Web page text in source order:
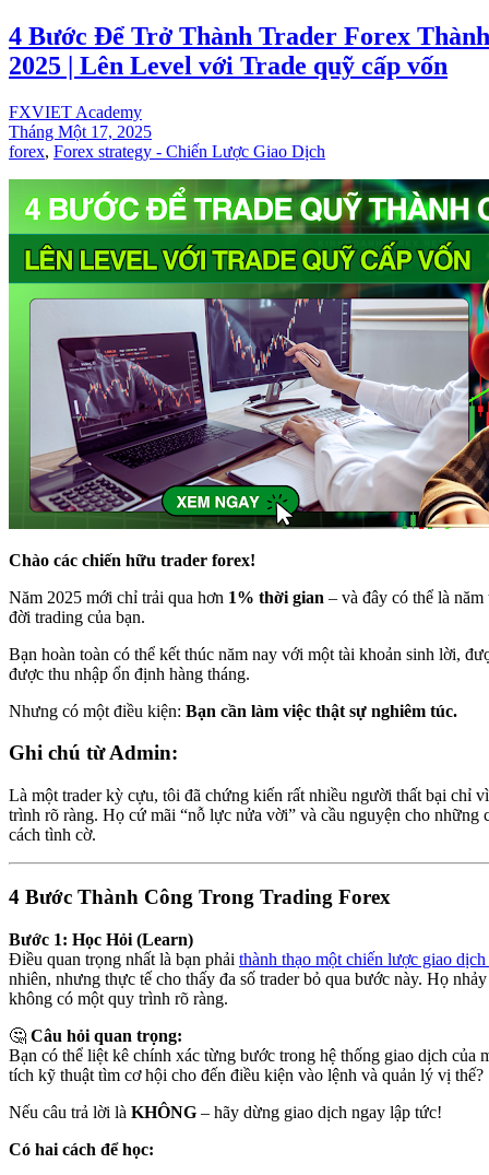
4 Bước Để Trở Thành Trader Forex
2025 | Lên Level với Trade quỹ cấp vốn
FXVIET Academy
Tháng Một 17, 2025
forex, Forex strategy - Chiến Lược Giao Dịch
Chào các chiến hữu trader forex!
Năm 2025 mới chỉ trải qua hơn 1% thời gian – và đây có thể là
đời trading của bạn.
Bạn hoàn toàn có thể kết thúc năm nay với một tài khoản sinh lời,
được thu nhập ổn định hàng tháng.
Nhưng có một điều kiện: Bạn cần làm việc thật sự nghiêm túc.
Ghi chú từ Admin:
Là một trader kỳ cựu, tôi đã chứng kiến rất nhiều người thất bại chỉ
trình rõ ràng. Họ cứ mãi “nỗ lực nửa vời” và cầu nguyện cho những
cách tình cờ.
4 Bước Thành Công Trong Trading Forex
Bước 1: Học Hỏi (Learn)
Điều quan trọng nhất là bạn phải thành thạo một chiến lược giao dịch
nhiên, nhưng thực tế cho thấy đa số trader bỏ qua bước này. Họ
không có một quy trình rõ ràng.
🤔 Câu hỏi quan trọng:
Bạn có thể liệt kê chính xác từng bước trong hệ thống giao dịch của
tích kỹ thuật tìm cơ hội cho đến điều kiện vào lệnh và quản lý vị thế?
Nếu câu trả lời là KHÔNG – hãy dừng giao dịch ngay lập tức!
Có hai cách để học: